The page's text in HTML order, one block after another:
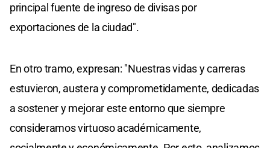
principal fuente de ingreso de divisas por
exportaciones de la ciudad".
En otro tramo, expresan: "Nuestras vidas y carreras
estuvieron, austera y comprometidamente, dedicadas
a sostener y mejorar este entorno que siempre
consideramos virtuoso académicamente,